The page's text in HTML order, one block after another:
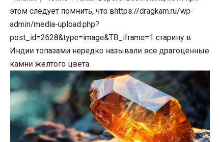
этом следует помнить, что вhttps://dragkam.ru/wp-
admin/media-upload.php?
post_id=2628&type=image&TB_iframe=1 старину в
Индии топазами нередко называли все драгоценные
камни желтого цвета.